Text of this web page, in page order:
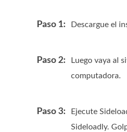
Paso 1: Descargue el
Paso 2:
Luego vaya al
computadora.
Paso 3:
Ejecute
Sideloadly.